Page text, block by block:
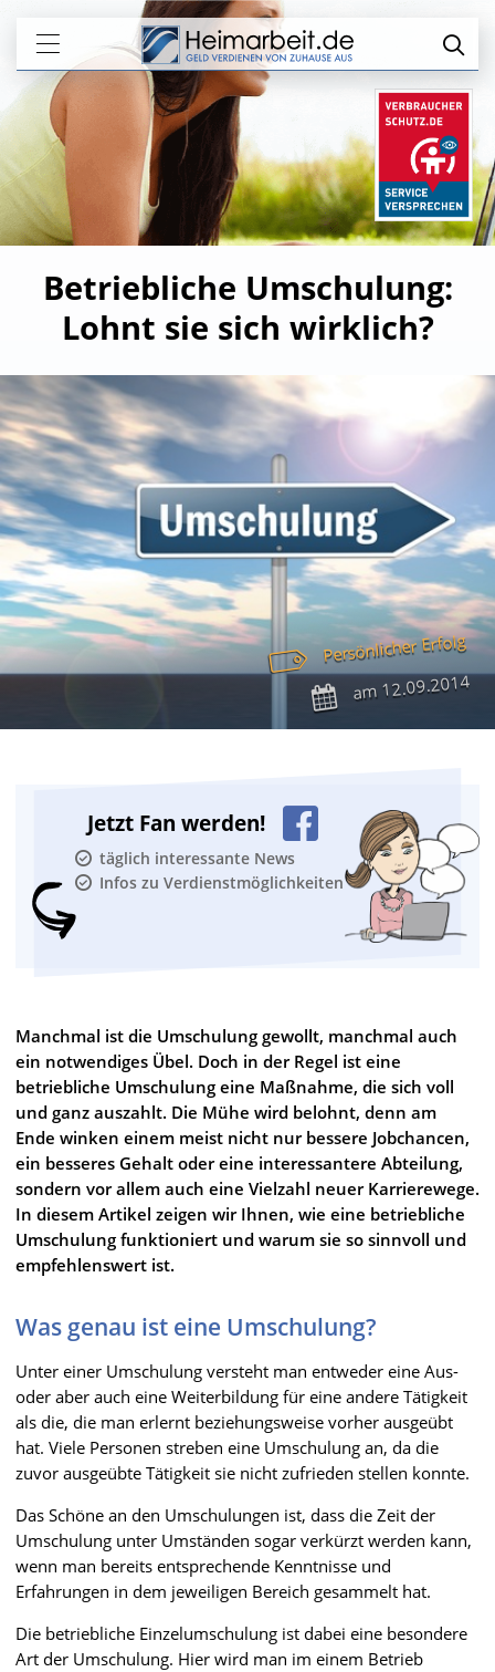
Betriebliche Umschulung:
Lohnt sie sich wirklich?
Persönlicher Erfolg
am12.09.2014
Jetzt Fan werden!
täglich interessante News
Infos zu Verdienstmöglichkeiten
Manchmal ist die Umschulung gewollt, manchmal auch
ein notwendiges Übel. Doch in der Regel ist eine
betriebliche Umschulung eine Maßnahme, die sich voll
und ganz auszahlt. Die Mühe wird belohnt, denn am
Ende winken einem meist nicht nur bessere Jobchancen,
ein besseres Gehalt oder eine interessantere Abteilung,
sondern vor allem auch eine Vielzahl neuer Karrierewege.
In diesem Artikel zeigen wir Ihnen, wie eine betriebliche
Umschulung funktioniert und warum sie so sinnvoll und
empfehlenswert ist.
Was genau ist eine Umschulung?
Unter einer Umschulung versteht man entweder eine Aus-
oder aber auch eine Weiterbildung für eine andere Tätigkeit
als die, die man erlernt beziehungsweise vorher ausgeübt
hat. Viele Personen streben eine Umschulung an, da die
zuvor ausgeübte Tätigkeit sie nicht zufrieden stellen konnte.
Das Schöne an den Umschulungen ist, dass die Zeit der
Umschulung unter Umständen sogar verkürzt werden kann,
wenn man bereits entsprechende Kenntnisse und
Erfahrungen in dem jeweiligen Bereich gesammelt hat.
Die betriebliche Einzelumschulung ist dabei eine besondere
Art der Umschulung. Hier wird man im einem Betrieb